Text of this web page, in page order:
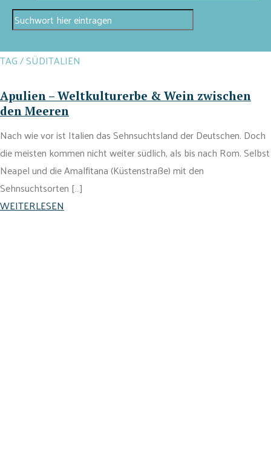
TAG / SÜDITALIEN
Apulien – Weltkulturerbe & Wein zwischen
den Meeren
Nach wie vor ist Italien das Sehnsuchtsland der Deutschen. Doch
die meisten kommen nicht weiter südlich, als bis nach Rom. Selbst
Neapel und die Amalfitana (Küstenstraße) mit den
Sehnsuchtsorten […]
WEITERLESEN